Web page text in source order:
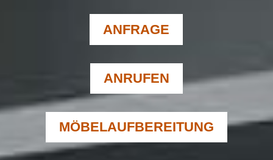
ANFRAGE
ANRUFEN
MÖBELAUFBEREITUNG